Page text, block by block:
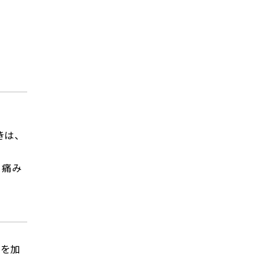
、
み
加